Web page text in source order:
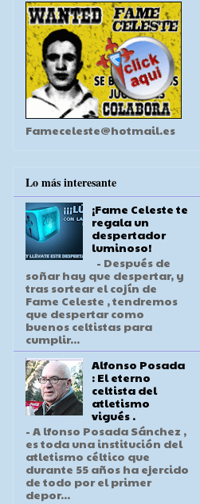
Fameceleste@hotmail.es
Lo más interesante
¡Fame Celeste te
regala un
despertador
luminoso!
- Después de
soñar hay que despertar, y
tras sortear el cojín de
Fame Celeste , tendremos
que despertar como
buenos celtistas para
cumplir...
Alfonso Posada
: El eterno
celtista del
atletismo
vigués .
- A lfonso Posada Sánchez ,
es toda una institución del
atletismo céltico que
durante 55 años ha ejercido
de todo por el primer
depor...